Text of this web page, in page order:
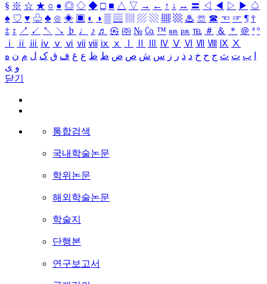
§ ※ ☆ ★ ○ ● ◎ ◇ ◆ □ ■ △ ▽ → ← ↑ ↓ ↔ 〓 ◁ ◀ ▷ ▶ ♤
♠ ♡ ♥ ♧ ♣ ⊙ ◈ ▣ ◐ ◑ ▒ ▤ ▨ ▧ ▦ ▩ ♨ ☏ ☎ ☜ ☞ ¶ †
‡ ↕ ↗ ↙ ↖ ↘ ♭ ♩ ♪ ♬ ㉿ ㈜ № ㏇ ™ ㏂ ㏘ ℡ ＃ ＆ ＊ ＠ ª º
ⅰ
ⅱ ⅲ ⅳ ⅴ ⅵ ⅶ ⅷ ⅸ ⅹ Ⅳ Ⅴ Ⅵ Ⅶ Ⅷ Ⅸ Ⅹ
ب ت ث ج ح خ د ذ ر ز س ش ص ض ط ظ ع غ ف ق ک ل م ن ه
و ی
닫기
통합검색
국내학술논문
학위논문
해외학술논문
학술지
단행본
연구보고서